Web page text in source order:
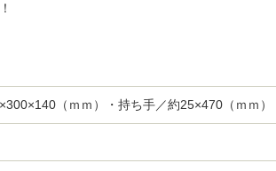
！
（ｍｍ）・持ち手／約25×470（ｍｍ）